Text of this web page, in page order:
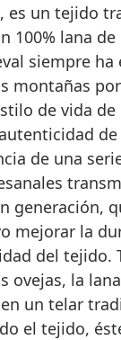
es un tejido
100% lana de
siempre ha
montañas
de vida de
de una
generación,
mejorar la
del tejido.
ovejas, la
un telar
el tejido,